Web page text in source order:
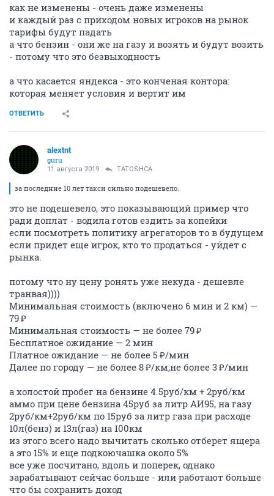
как не изменены - очень даже изменены
и каждый раз с приходом новых игроков на рынок
тарифы будут падать
а что бензин - они же на газу и возять и будут возить
- потому что это безвыходность
а что касается яндекса - это конченая контора:
которая меняет условия и вертит им
ОТВЕТИТЬ
alextnt
guru
11 августа 2019 TATOSHCA
за последние 10 лет такси сильно подешевело.
это не подешевело, это показывающий пример что
ради доплат - водила готов ездить за копейки
если посмотреть политику агрегаторов то в будущем
если придет еще игрок, кто то продаться - уйдет с
рынка.
потому что ну цену ронять уже некуда - дешевле
транвая))))
Минимальная стоимость (включено 6 мин и 2 км) —
79 ₽
Минимальная стоимость — не более 79 ₽
Бесплатное ожидание — 2 мин
Платное ожидание — не более 5 ₽/мин
Далее по городу — не более 8 ₽/км,не более 3 ₽/мин
а холостой пробег на бензине 4.5руб/км + 2руб/км
аммо при цене бензина 45руб за литр АИ95, на газу
2руб/км+2руб/км по 15руб за литр газа при расходе
10л(бенз) и 13л(газ) на 100км
из этого всего надо вычитать сколько отберет ящера
а это 15% и еще подкоючашка около 5%
все уже посчитано, вдоль и поперек, однако
зарабатывают сейчас больше - или работают больше
что бы сохранить доход